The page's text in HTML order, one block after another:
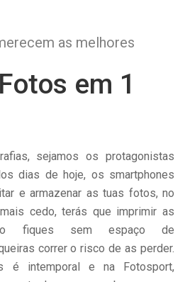
as melhores
em 1
sejamos os protagonistas
dias de hoje, os smartphones
e armazenar as tuas fotos, no
cedo, terás que imprimir as
fiques sem espaço de
correr o risco de as perder.
é intemporal e na Fotosport,